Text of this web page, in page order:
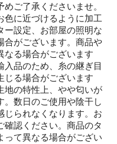
ご了承くださいませ。
色に近づけるように加工
ー設定、お部屋の照明な
合がございます。商品や
なる場合がございます
品のため、糸の継ぎ目
じる場合がございます
地の特性上、やや匂いが
。数日のご使用や陰干し
じられなくなります。お
確認ください。商品のタ
って異なる場合がござい